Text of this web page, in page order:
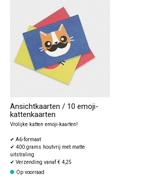
Ansichtkaarten / 10 emoji-
kattenkaarten
Vrolijke katten emoji-kaarten!
✔ A6-formaat
✔ 400 grams houtvrij met matte
uitstraling
✔ Verzending vanaf € 4,25
Op voorraad